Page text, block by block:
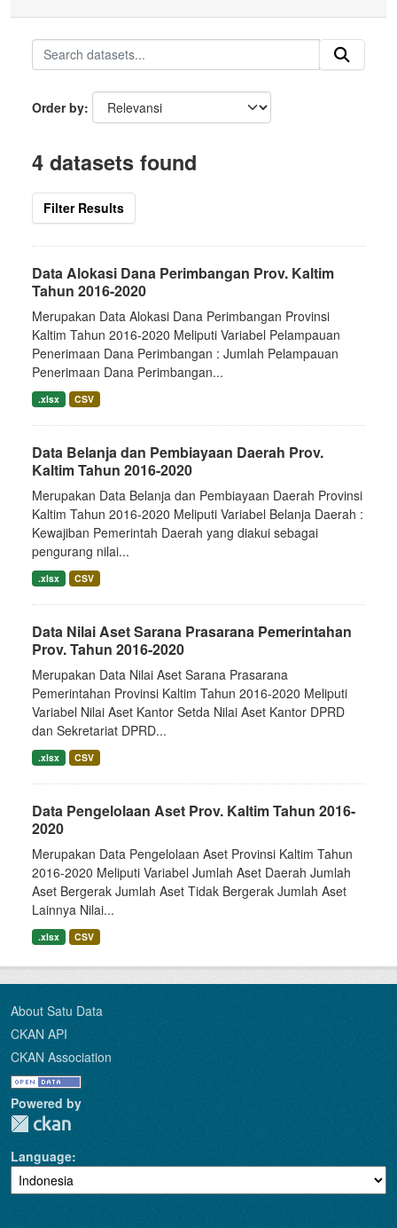
Order by
4 datasets found
Filter Results
Data Alokasi Dana Perimbangan Prov. Kaltim
Tahun 2016-2020
Merupakan Data Alokasi Dana Perimbangan Provinsi
Kaltim Tahun 2016-2020 Meliputi Variabel Pelampauan
Penerimaan Dana Perimbangan : Jumlah Pelampauan
Penerimaan Dana Perimbangan...
.xlsx CSV
Data Belanja dan Pembiayaan Daerah Prov.
Kaltim Tahun 2016-2020
Merupakan Data Belanja dan Pembiayaan Daerah Provinsi
Kaltim Tahun 2016-2020 Meliputi Variabel Belanja Daerah :
Kewajiban Pemerintah Daerah yang diakui sebagai
pengurang nilai...
.xlsx CSV
Data Nilai Aset Sarana Prasarana Pemerintahan
Prov. Tahun 2016-2020
Merupakan Data Nilai Aset Sarana Prasarana
Pemerintahan Provinsi Kaltim Tahun 2016-2020 Meliputi
Variabel Nilai Aset Kantor Setda Nilai Aset Kantor DPRD
dan Sekretariat DPRD...
.xlsx CSV
Data Pengelolaan Aset Prov. Kaltim Tahun 2016-
2020
Merupakan Data Pengelolaan Aset Provinsi Kaltim Tahun
2016-2020 Meliputi Variabel Jumlah Aset Daerah Jumlah
Aset Bergerak Jumlah Aset Tidak Bergerak Jumlah Aset
Lainnya Nilai...
.xlsx CSV
About Satu Data
CKAN API
CKAN Association
Powered by
Language